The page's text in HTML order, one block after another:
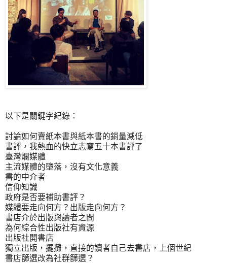
以下是關鍵字紀錄：
討論如何賣紙本書與紙本書的銷量減低
書評，我熱血的快立志寫五十本書評了
臺灣爛媒體
主流媒體的墮落，沒有文化意義
書的中介者
信仰知識
政府是否要補助書評？
媒體要走向何方？出版走向何方？
書店介於出版與讀者之間
為何綜合性出版社有資源
出版社開書店
獨立出版，擺攤，直接的讀者自己去書店，上個世紀
書店篩選改為社群篩選？